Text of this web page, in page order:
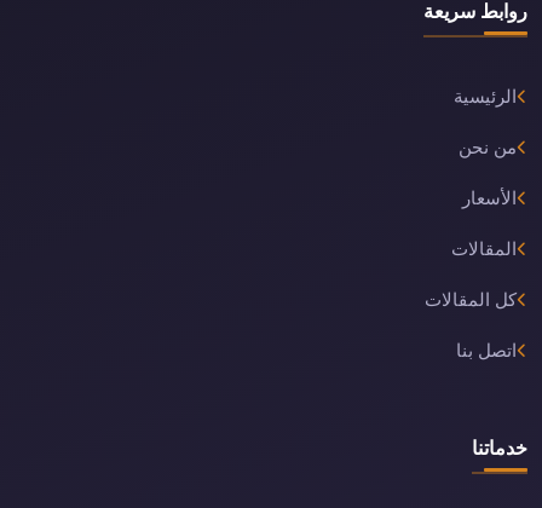
روابط سريعة
الرئيسية
من نحن
الأسعار
المقالات
كل المقالات
اتصل بنا
خدماتنا